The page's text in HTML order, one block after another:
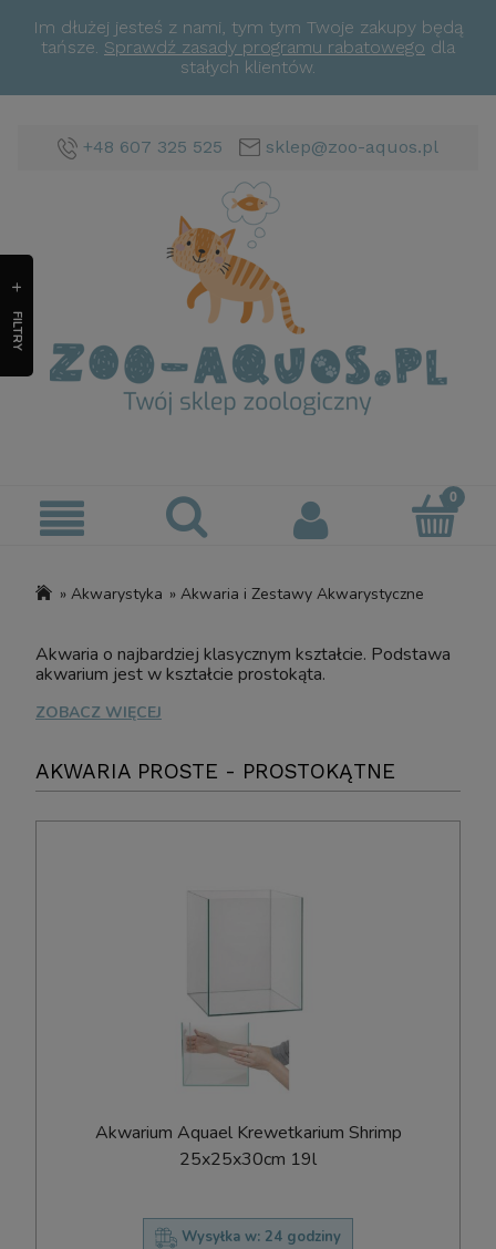
Im dłużej jesteś z nami, tym tym Twoje zakupy będą
tańsze. Sprawdź zasady programu rabatowego dla
stałych klientów.
+48 607 325 525 sklep@zoo-aquos.pl
» Akwarystyka » Akwaria i Zestawy Akwarystyczne
Akwaria o najbardziej klasycznym kształcie. Podstawa
akwarium jest w kształcie prostokąta.
ZOBACZ WIĘCEJ
FILTRY
AKWARIA PROSTE - PROSTOKĄTNE
Akwarium Aquael Krewetkarium Shrimp
25x25x30cm 19l
Wysyłka w: 24 godziny